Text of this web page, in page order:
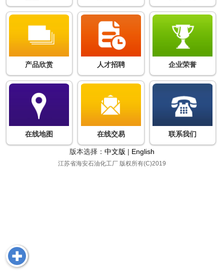
产品欣赏 人才招聘 企业荣誉
在线地图 在线交易 联系我们
版本选择： 中文版 | English
江苏省海安石油化工厂 版权所有(C)2019